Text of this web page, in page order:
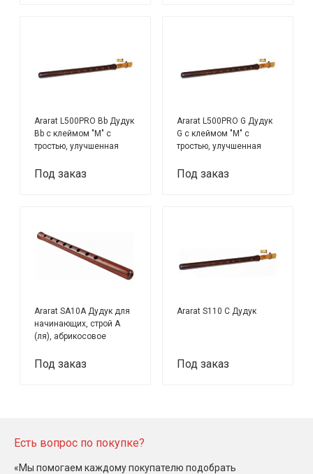
Ararat L500PRO Bb Дудук
Bb с клеймом "М" с
тростью, улучшенная
Под заказ
Ararat L500PRO G Дудук
G с клеймом "М" с
тростью, улучшенная
Под заказ
Ararat SA10А Дудук для
начинающих, строй A
(ля), абрикосовое
Под заказ
Ararat S110 C Дудук
Под заказ
Есть вопрос по покупке?
«Мы помогаем каждому покупателю подобрать